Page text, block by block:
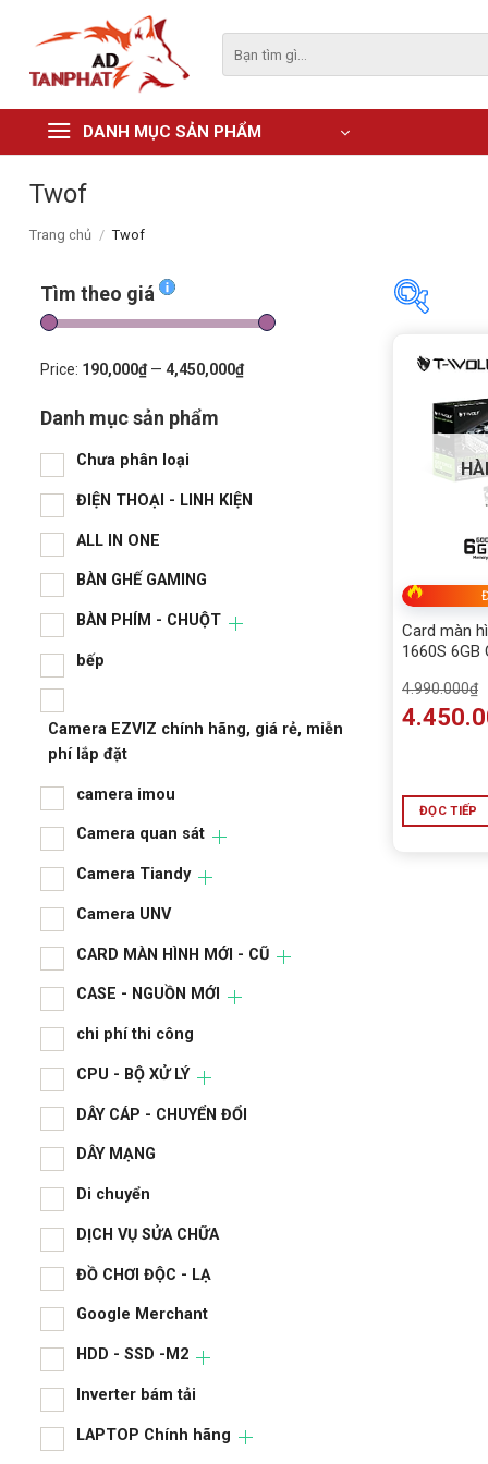
content
kiếm:
DANH MỤC SẢN PHẨM
Twof
Trang chủ / Twof
Tìm theo giá
Price: 190,000₫ — 4,450,000₫
Danh mục sản phẩm
Chưa phân loại
ĐIỆN THOẠI - LINH KIỆN
ALL IN ONE
BÀN GHẾ GAMING
BÀN PHÍM - CHUỘT
bếp
Camera EZVIZ chính hãng, giá rẻ, miễn
phí lắp đặt
camera imou
Camera quan sát
Camera Tiandy
Camera UNV
CARD MÀN HÌNH MỚI - CŨ
CASE - NGUỒN MỚI
chi phí thi công
CPU - BỘ XỬ LÝ
DÂY CÁP - CHUYỂN ĐỔI
DÂY MẠNG
Di chuyển
DỊCH VỤ SỬA CHỮA
ĐỒ CHƠI ĐỘC - LẠ
Google Merchant
HDD - SSD -M2
Inverter bám tải
LAPTOP Chính hãng
Tìm
Price:
Card màn
1660S 6GB
4.990.000₫
ĐỌC TIẾP